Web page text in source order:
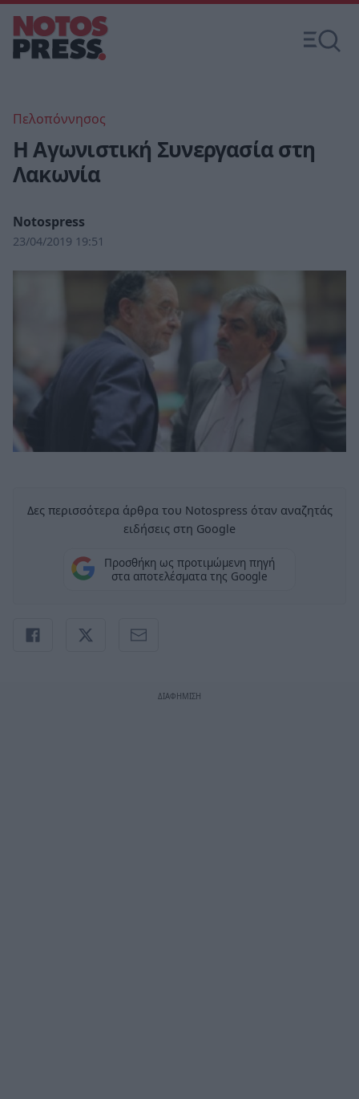
Πελοπόννησος
Η Αγωνιστική Συνεργασία στη
Λακωνία
Notospress
23/04/2019 19:51
Δες περισσότερα άρθρα του Notospress όταν αναζητάς
ειδήσεις στη Google
Προσθήκη ως προτιμώμενη πηγή
στα αποτελέσματα της Google